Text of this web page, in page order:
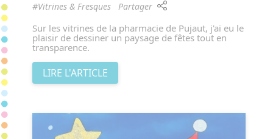
#Vitrines & Fresques Partager
Sur les vitrines de la pharmacie de Pujaut, j'ai eu le
plaisir de dessiner un paysage de fêtes tout en
transparence.
LIRE L'ARTICLE